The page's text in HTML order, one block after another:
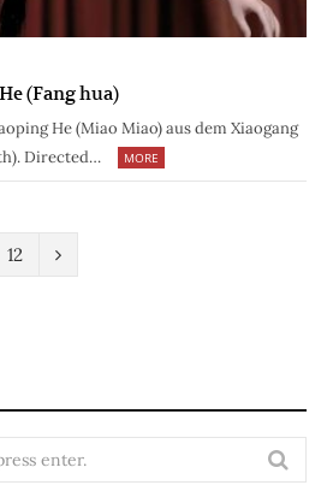
(Fang hua)
He (Miao Miao) aus dem Xiaogang
Directed…
MORE
12
N